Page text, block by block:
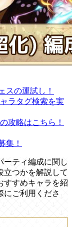
スの運試し！
ラタグ検索を実
攻略はこちら！
集！
ーティ編成に関し
立つかを解説して
すすめキャラを紹
にご利用くださ